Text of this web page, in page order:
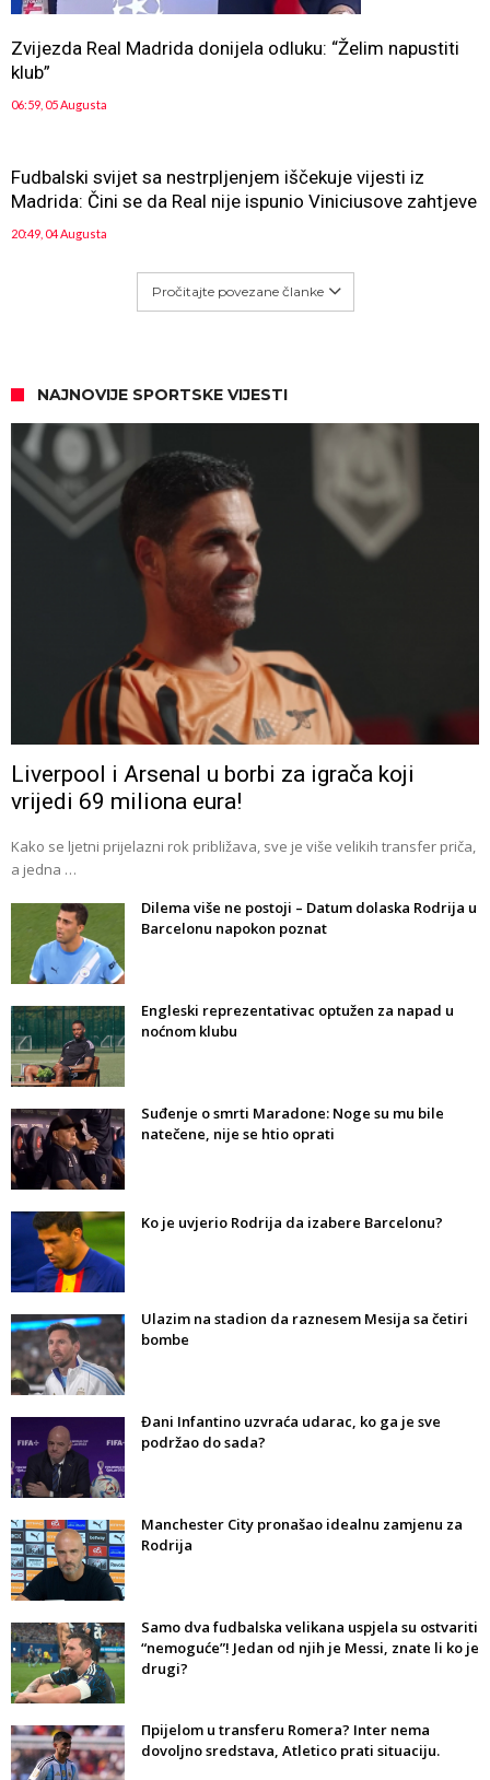
Zvijezda Real Madrida donijela odluku: “Želim napustiti
klub”
06:59, 05 Augusta
Fudbalski svijet sa nestrpljenjem iščekuje vijesti iz
Madrida: Čini se da Real nije ispunio Viniciusove zahtjeve
20:49, 04 Augusta
Pročitajte povezane članke
NAJNOVIJE SPORTSKE VIJESTI
Liverpool i Arsenal u borbi za igrača koji
vrijedi 69 miliona eura!
Kako se ljetni prijelazni rok približava, sve je više velikih transfer priča,
a jedna …
Dilema više ne postoji – Datum dolaska Rodrija u
Barcelonu napokon poznat
Engleski reprezentativac optužen za napad u
noćnom klubu
Suđenje o smrti Maradone: Noge su mu bile
natečene, nije se htio oprati
Ko je uvjerio Rodrija da izabere Barcelonu?
Ulazim na stadion da raznesem Mesija sa četiri
bombe
Đani Infantino uzvraća udarac, ko ga je sve
podržao do sada?
Manchester City pronašao idealnu zamjenu za
Rodrija
Samo dva fudbalska velikana uspjela su ostvariti
“nemoguće”! Jedan od njih je Messi, znate li ko je
drugi?
Прijelom u transferu Romera? Inter nema
dovoljno sredstava, Atletico prati situaciju.